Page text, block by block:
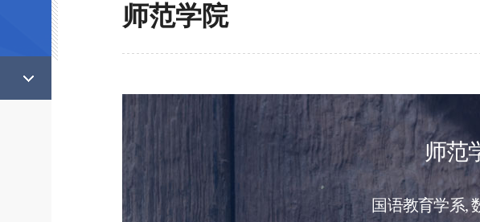
师范学院
师范
国语教育学系,